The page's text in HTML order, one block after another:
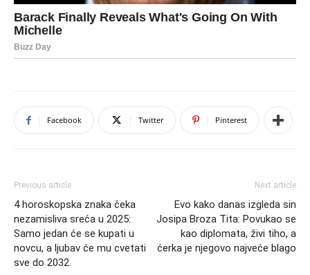
Facebook Twitter Pinterest
Previous article
4 horoskopska znaka čeka
nezamisliva sreća u 2025:
Samo jedan će se kupati u
novcu, a ljubav će mu cvetati
sve do 2032.
Next article
Evo kako danas izgleda sin
Josipa Broza Tita: Povukao se
kao diplomata, živi tiho, a
ćerka je njegovo najveće blago